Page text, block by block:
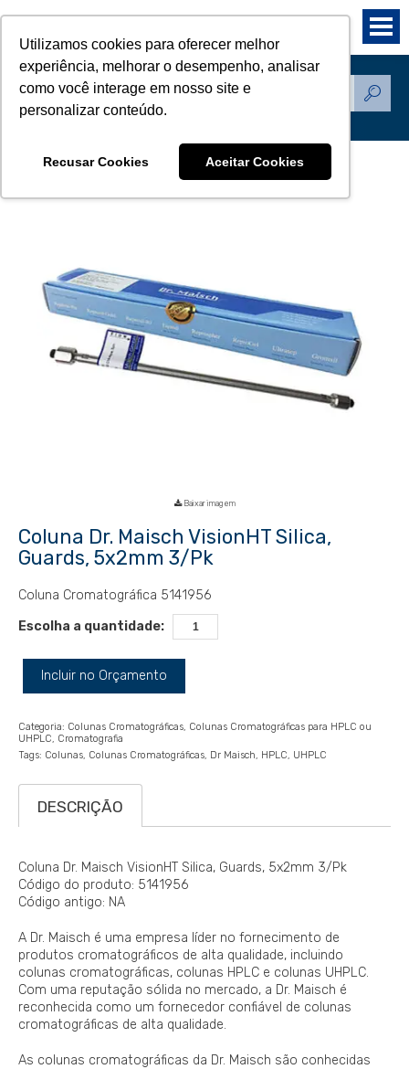
Utilizamos cookies para oferecer melhor
experiência, melhorar o desempenho, analisar
como você interage em nosso site e
personalizar conteúdo.
Recusar Cookies Aceitar Cookies
Produtos
Baixar imagem
Coluna Dr. Maisch VisionHT Silica,
Guards, 5x2mm 3/Pk
Coluna Cromatográfica 5141956
Escolha a quantidade:
Incluir no Orçamento
Categoria: Colunas Cromatográficas Colunas Cromatográficas para HPLC ou
UHPLC
Cromatografia
Tags: Colunas Colunas Cromatográficas Dr Maisch HPLC UHPLC
DESCRIÇÃO
Coluna Dr. Maisch VisionHT Silica, Guards, 5x2mm 3/Pk
Código do produto: 5141956
Código antigo: NA
A Dr. Maisch é uma empresa líder no fornecimento de
produtos cromatográficos de alta qualidade, incluindo
colunas cromatográficas, colunas HPLC e colunas UHPLC.
Com uma reputação sólida no mercado, a Dr. Maisch é
reconhecida como um fornecedor confiável de colunas
cromatográficas de alta qualidade.
As colunas cromatográficas da Dr. Maisch são conhecidas